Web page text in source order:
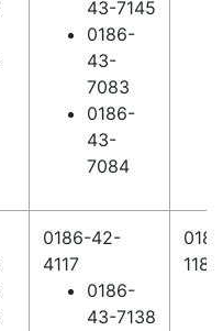
43-7145
0186-
43-
7083
0186-
43-
7084
0186-42-
4117
0186-
43-7138
1186